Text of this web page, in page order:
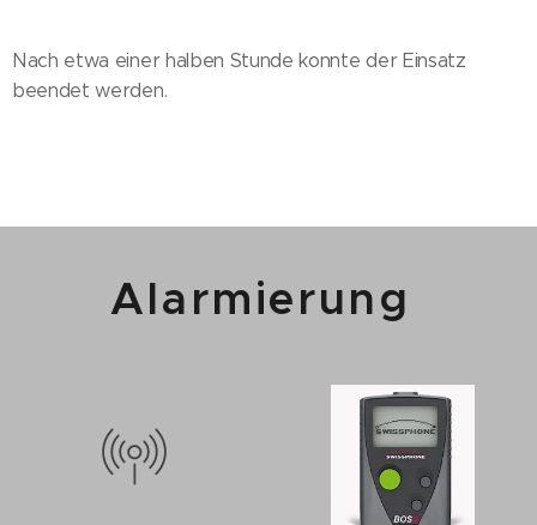
Nach etwa einer halben Stunde konnte der Einsatz
beendet werden.
Alarmierung